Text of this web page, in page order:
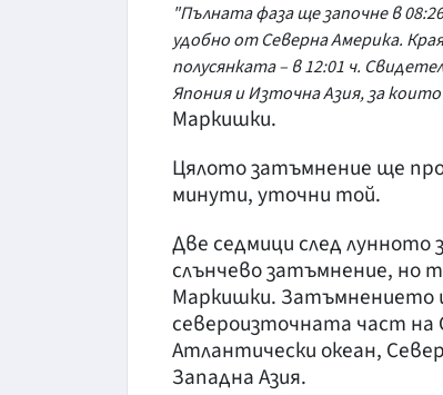
"Пълната фаза ще започне в
удобно от Северна Америка.
полусянката – в 12:01 ч.
Япония и Източна Азия, за
Маркишки.
Цялото затъмнение ще
минути, уточни той.
Две седмици след
слънчево затъмнение, но
Маркишки. Затъмнението
североизточната част на
Атлантически океан,
Западна Азия.